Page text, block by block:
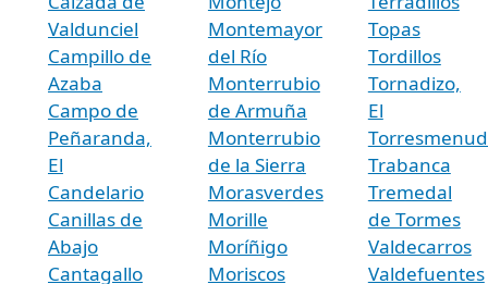
Valdunciel
Campillo de
Azaba
Campo de
Peñaranda,
El
Candelario
Canillas de
Abajo
Cantagallo
Montemayor
del Río
Monterrubio
de Armuña
Monterrubio
de la Sierra
Morasverdes
Morille
Moríñigo
Moriscos
Topas
Tordillos
Tornadizo,
El
Trabanca
Tremedal
de Tormes
Valdecarros
Valdefuentes